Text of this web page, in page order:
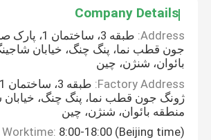
Company Details
Address:
طبقه 3،
جون قطب نما، پنگ چنگ، خیابان
بائوان، شنژن، چین
Factory Address:
ژونگ جون قطب نما، پنگ چنگ، خیابان
منطقه بائوان، شنژن، چین
Worktime: 8:00-18:00 (Beijing time)